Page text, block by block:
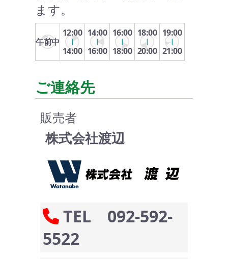
ます。
午前中
12:00
14:00
14:00
16:00
16:00
18:00
18:00
20:00
19:00
21:00
ご連絡先
販売者
株式会社渡辺
TEL 092-592-
5522